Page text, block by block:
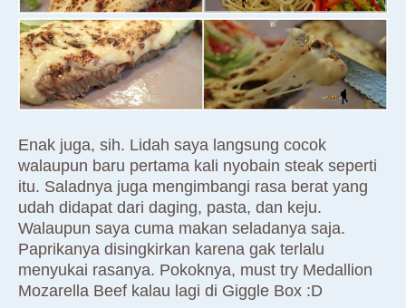
Enak juga, sih. Lidah saya langsung cocok
walaupun baru pertama kali nyobain steak seperti
itu. Saladnya juga mengimbangi rasa berat yang
udah didapat dari daging, pasta, dan keju.
Walaupun saya cuma makan seladanya saja.
Paprikanya disingkirkan karena gak terlalu
menyukai rasanya. Pokoknya, must try Medallion
Mozarella Beef kalau lagi di Giggle Box :D